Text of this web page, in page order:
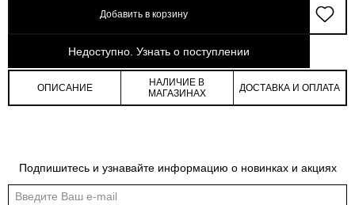
Добавить в корзину
Недоступно. Узнать о поступлении
арт: 0-89202_20275-034
ОПИСАНИЕ
НАЛИЧИЕ В
МАГАЗИНАХ
ДОСТАВКА И ОПЛАТА
Подпишитесь и узнавайте информацию о новинках и акциях